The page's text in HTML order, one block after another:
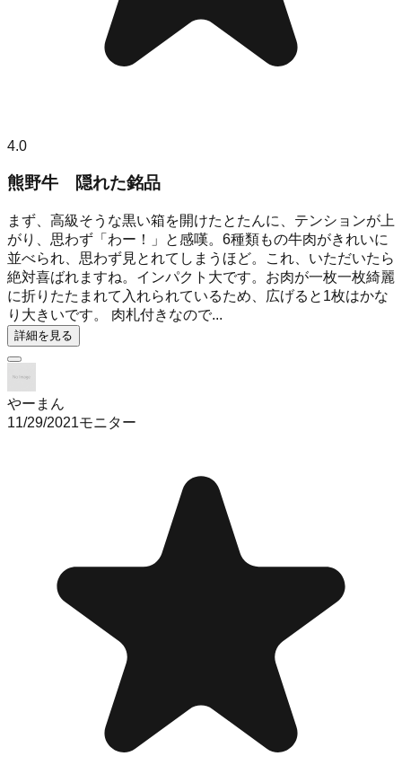
4.0
熊野牛 隠れた銘品
まず、高級そうな黒い箱を開けたとたんに、テンションが上
がり、思わず「わー！」と感嘆。6種類もの牛肉がきれいに
並べられ、思わず見とれてしまうほど。これ、いただいたら
絶対喜ばれますね。インパクト大です。お肉が一枚一枚綺麗
に折りたたまれて入れられているため、広げると1枚はかな
り大きいです。 肉札付きなので...
詳細を見る
やーまん
11/29/2021モニター